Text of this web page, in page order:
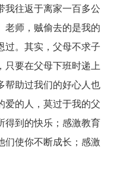
我往返于离家一百多公
老师，贼偷去的是我的
过。其实，父母不求子
只要在父母下班时递上
帮助过我们的好心人也
爱的人，莫过于我的父
得到的快乐；感激教育
们使你不断成长；感激